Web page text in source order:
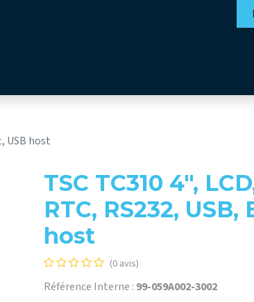
USB host
TSC TC310 4",
RTC, RS232,
host
(0 avis)
Référence Interne : 99-059A002-3002